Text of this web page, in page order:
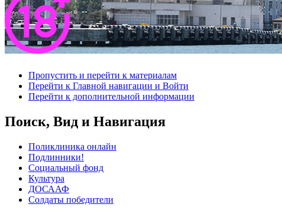
Пропустить и перейти к материалам
Перейти к Главной навигации и Войти
Перейти к дополнительной информации
Поиск, Вид и Навигация
Поликлиника онлайн
Подлинники!
Социальный фонд
Культура
ДОСААФ
Солдаты победители